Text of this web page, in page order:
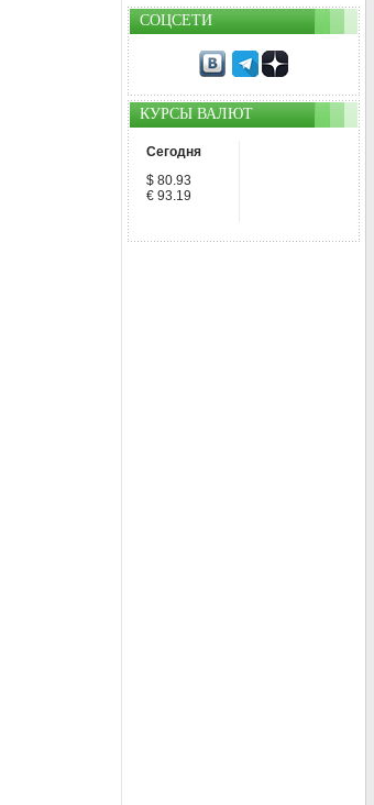
СОЦСЕТИ
КУРСЫ ВАЛЮТ
Сегодня
$ 80.93
€ 93.19